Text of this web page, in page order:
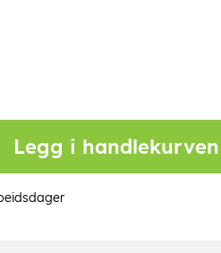
Legg i handlekurven